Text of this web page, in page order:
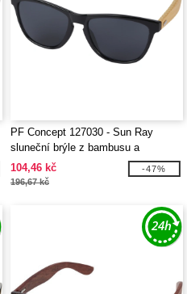
PF Concept 127030 - Sun Ray
sluneční brýle z bambusu a
oceánského plastu
104,46 kč
196,67 kč
-47%